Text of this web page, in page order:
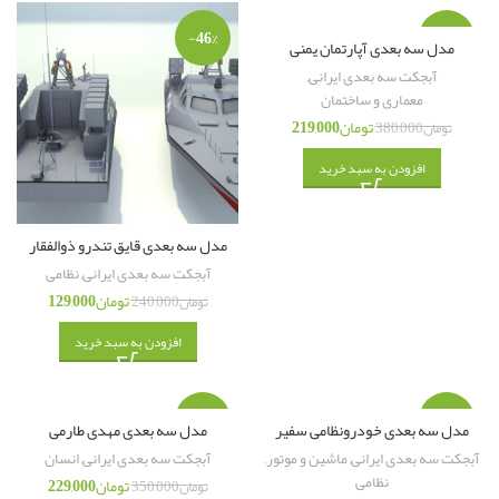
-42%
مدل سه بعدی آپارتمان یمنی
آبجکت سه بعدی ایرانی,
معماری و ساختمان
تومان380,000تومان219,000
افزودن به سبد خرید
-46%
مدل سه بعدی قایق تندرو ذوالفقار
آبجکت سه بعدی ایرانی,نظامی
تومان240,000تومان129,000
افزودن به سبد خرید
-39%
مدل سه بعدی خودرونظامی سفیر
آبجکت سه بعدی ایرانی,ماشین و موتور,
نظامی
-35%
مدل سه بعدی مهدی طارمی
آبجکت سه بعدی ایرانی,انسان
تومان350,000تومان229,000